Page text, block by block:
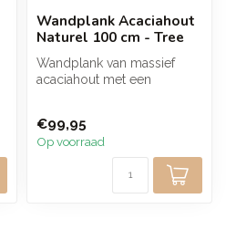
Wandplank Acaciahout
Naturel 100 cm - Tree
Wandplank van massief
acaciahout met een
€99,95
Op voorraad